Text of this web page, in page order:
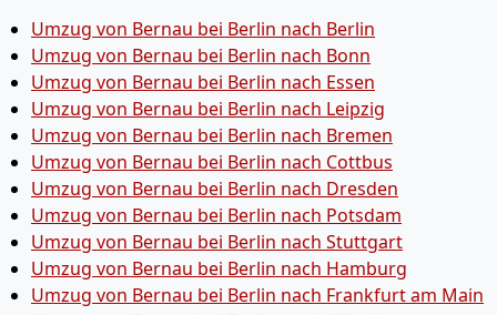
Umzug von Bernau bei Berlin nach Berlin
Umzug von Bernau bei Berlin nach Bonn
Umzug von Bernau bei Berlin nach Essen
Umzug von Bernau bei Berlin nach Leipzig
Umzug von Bernau bei Berlin nach Bremen
Umzug von Bernau bei Berlin nach Cottbus
Umzug von Bernau bei Berlin nach Dresden
Umzug von Bernau bei Berlin nach Potsdam
Umzug von Bernau bei Berlin nach Stuttgart
Umzug von Bernau bei Berlin nach Hamburg
Umzug von Bernau bei Berlin nach Frankfurt am Main